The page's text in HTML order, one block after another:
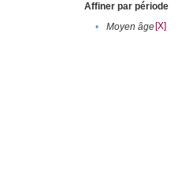
Affiner par période
•
Moyen âge[X]